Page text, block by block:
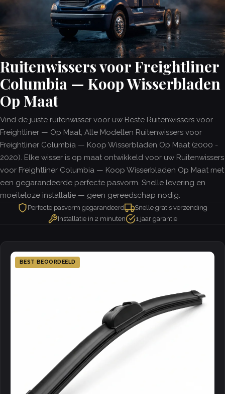
Ruitenwissers voor Freightliner
Columbia — Koop Wisserbladen
Op Maat
Vind de juiste ruitenwisser voor uw Beste Ruitenwissers voor
Freightliner — Op Maat, Alle Modellen Ruitenwissers voor
Freightliner Columbia — Koop Wisserbladen Op Maat (2000 -
2020). Elke wisser is op maat ontwikkeld voor uw Ruitenwissers
voor Freightliner Columbia — Koop Wisserbladen Op Maat met
een gegarandeerde perfecte pasvorm. Snelle levering en
moeiteloze installatie — geen gereedschap nodig.
Perfecte pasvorm gegarandeerd
Snelle gratis verzending
Installatie in 2 minuten
1 jaar garantie
BEST BEOORDEELD